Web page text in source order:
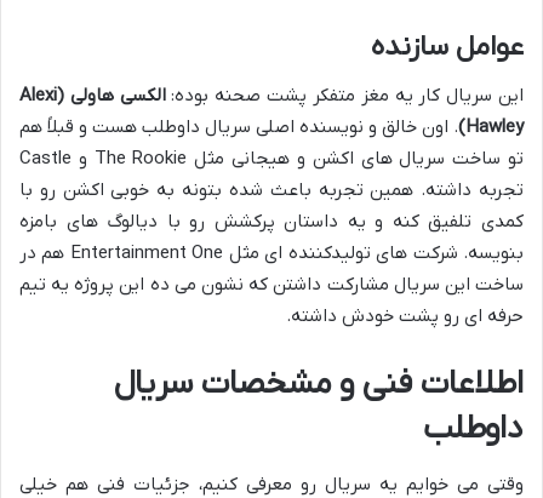
عوامل سازنده
این سریال کار یه مغز متفکر پشت صحنه بوده:
الکسی هاولی (Alexi
Hawley) . اون خالق و نویسنده اصلی سریال داوطلب هست و قبلاً هم
تو ساخت سریال های اکشن و هیجانی مثل The Rookie و Castle
تجربه داشته. همین تجربه باعث شده بتونه به خوبی اکشن رو با
کمدی تلفیق کنه و یه داستان پرکشش رو با دیالوگ های بامزه
بنویسه. شرکت های تولیدکننده ای مثل Entertainment One هم در
ساخت این سریال مشارکت داشتن که نشون می ده این پروژه یه تیم
حرفه ای رو پشت خودش داشته.
اطلاعات فنی و مشخصات سریال
داوطلب
وقتی می خوایم یه سریال رو معرفی کنیم، جزئیات فنی هم خیلی